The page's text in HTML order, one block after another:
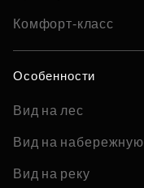
Комфорт-класс
Особенности
Вид на лес
Вид на набережную
Вид на реку